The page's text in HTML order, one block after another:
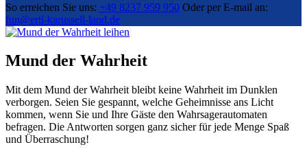
So erreichen Sie uns: +49 8237 959 950 Oder per E-mail an:
fun@ertl-karussell-land.de
Mund der Wahrheit
Mit dem Mund der Wahrheit bleibt keine Wahrheit im Dunklen
verborgen. Seien Sie gespannt, welche Geheimnisse ans Licht
kommen, wenn Sie und Ihre Gäste den Wahrsagerautomaten
befragen. Die Antworten sorgen ganz sicher für jede Menge Spaß
und Überraschung!